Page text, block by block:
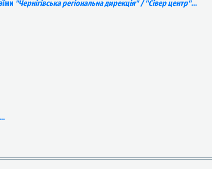
"Чернігівська регіональна дирекція" / "Сівер центр"...